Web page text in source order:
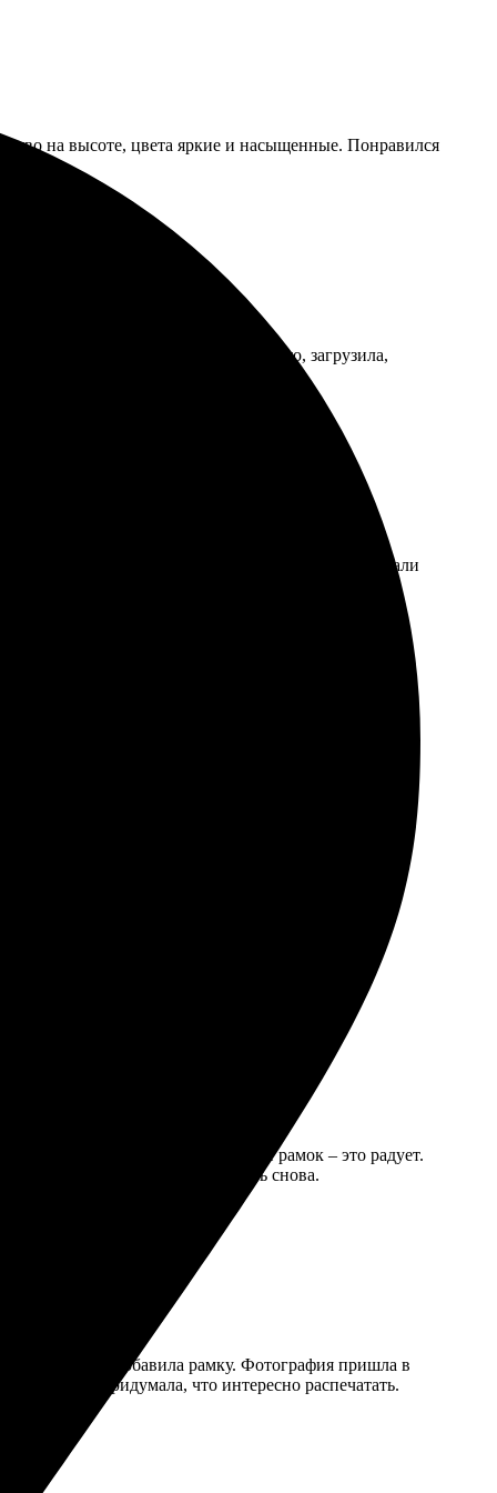
на высоте, цвета яркие и насыщенные. Понравился
легким и удобным: выбрала фото, загрузила,
всем, кто ищет что-то особенное!
впечатлило, рамка сделана аккуратно, все детали
пришёл вовремя, выглядит отлично!
ясно. Широкий выбор форматов и рамок – это радует.
очень доволен. Буду заказывать снова.
и размер, добавила рамку. Фотография пришла в
ещё, уже придумала, что интересно распечатать.